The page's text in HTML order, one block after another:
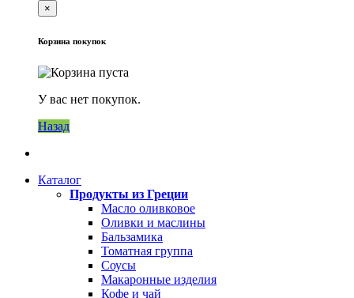
×
Корзина покупок
У вас нет покупок.
Назад
Каталог
Продукты из Греции
Масло оливковое
Оливки и маслины
Бальзамика
Томатная группа
Соусы
Макаронные изделия
Кофе и чай